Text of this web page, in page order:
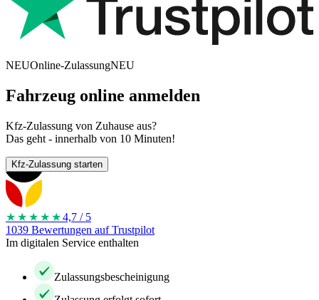
NEUOnline-ZulassungNEU
Fahrzeug online anmelden
Kfz-Zulassung von Zuhause aus?
Das geht - innerhalb von 10 Minuten!
Kfz-Zulassung starten
★★★★ ★4,7 / 5
1039 Bewertungen auf Trustpilot
Im digitalen Service enthalten
Zulassungsbescheinigung